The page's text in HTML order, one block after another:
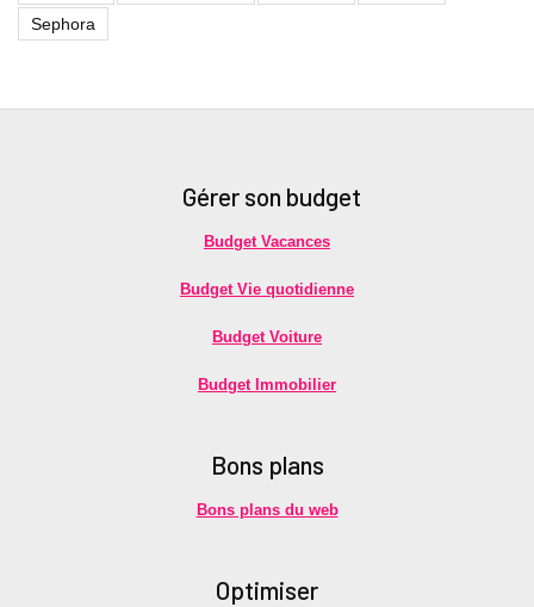
Sephora
Gérer son budget
Budget Vacances
Budget Vie quotidienne
Budget Voiture
Budget Immobilier
Bons plans
Bons plans du web
Optimiser